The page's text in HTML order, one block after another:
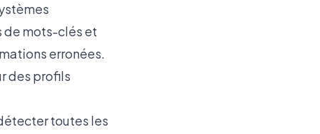
de mots-clés et
erronées.
des profils
toutes les